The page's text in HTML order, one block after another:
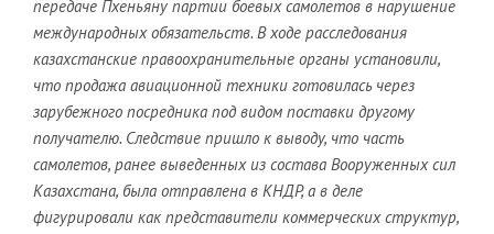
передаче Пхеньяну партии боевых самолетов в нарушение
международных обязательств. В ходе расследования
казахстанские правоохранительные органы установили,
что продажа авиационной техники готовилась через
зарубежного посредника под видом поставки другому
получателю. Следствие пришло к выводу, что часть
самолетов, ранее выведенных из состава Вооруженных сил
Казахстана, была отправлена в КНДР, а в деле
фигурировали как представители коммерческих структур,